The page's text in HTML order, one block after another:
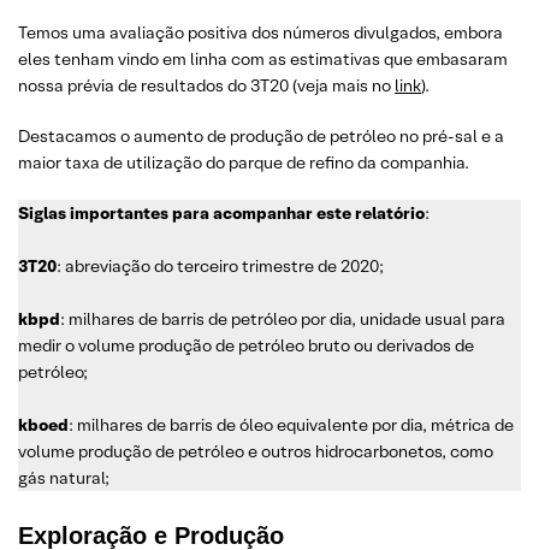
Temos uma avaliação positiva dos números divulgados, embora
eles tenham vindo em linha com as estimativas que embasaram
nossa prévia de resultados do 3T20 (veja mais no link).
Destacamos o aumento de produção de petróleo no pré-sal e a
maior taxa de utilização do parque de refino da companhia.
Siglas importantes para acompanhar este relatório:
3T20: abreviação do terceiro trimestre de 2020;
kbpd: milhares de barris de petróleo por dia, unidade usual para
medir o volume produção de petróleo bruto ou derivados de
petróleo;
kboed: milhares de barris de óleo equivalente por dia, métrica de
volume produção de petróleo e outros hidrocarbonetos, como
gás natural;
Exploração e Produção